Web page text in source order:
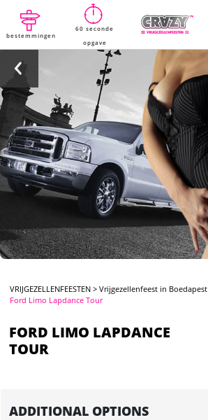
bestemmingen
60 seconde
opgave
VRIJGEZELLENFEESTEN >Vrijgezellenfeest in Boedapest
Ford Limo Lapdance Tour
FORD LIMO LAPDANCE
TOUR
ADDITIONAL OPTIONS